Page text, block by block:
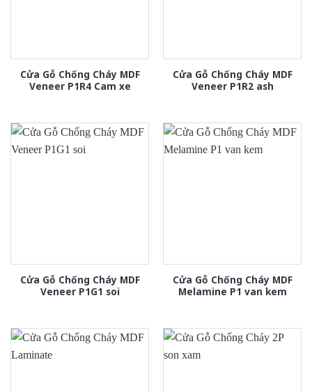
Cửa Gỗ Chống Cháy MDF
Veneer P1R4 Cam xe
Cửa Gỗ Chống Cháy MDF
Veneer P1R2 ash
Cửa Gỗ Chống Cháy MDF
Veneer P1G1 soi
Cửa Gỗ Chống Cháy MDF
Melamine P1 van kem